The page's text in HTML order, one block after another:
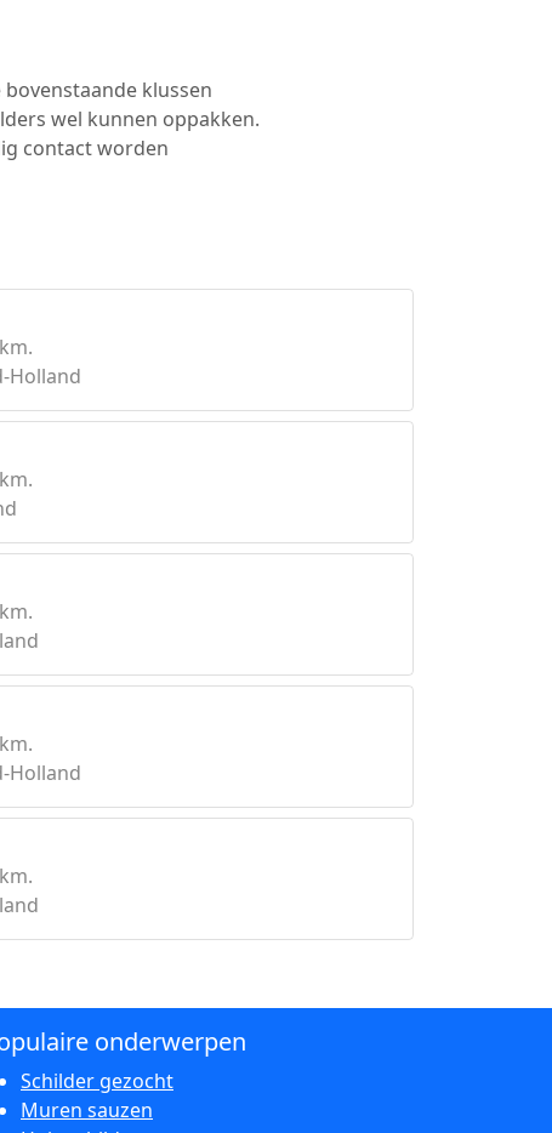
klussen
wel kunnen oppakken.
contact worden
Holland
Holland
onderwerpen
Schilder gezocht
Muren sauzen